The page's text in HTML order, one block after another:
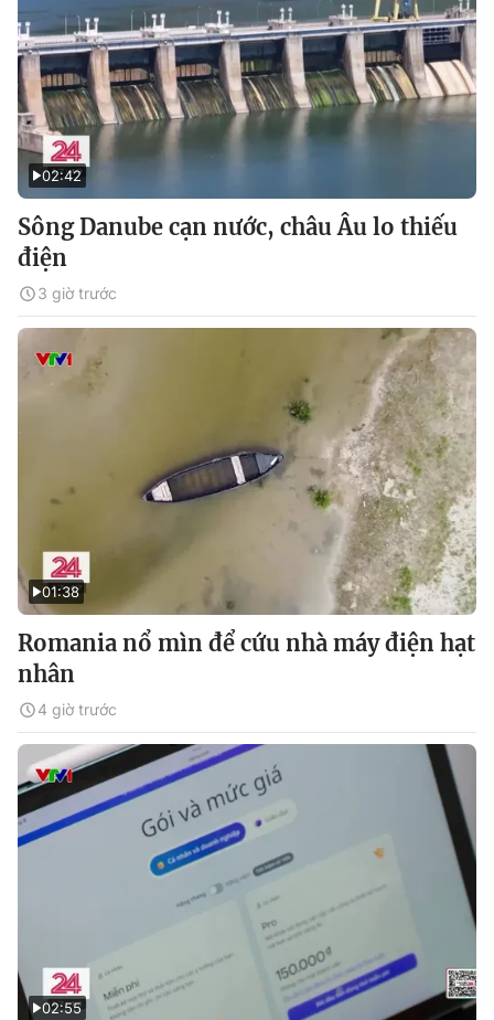
02:42
Sông Danube cạn nước, châu Âu lo thiếu
điện
3 giờ trước
01:38
Romania nổ mìn để cứu nhà máy điện hạt
nhân
4 giờ trước
02:55